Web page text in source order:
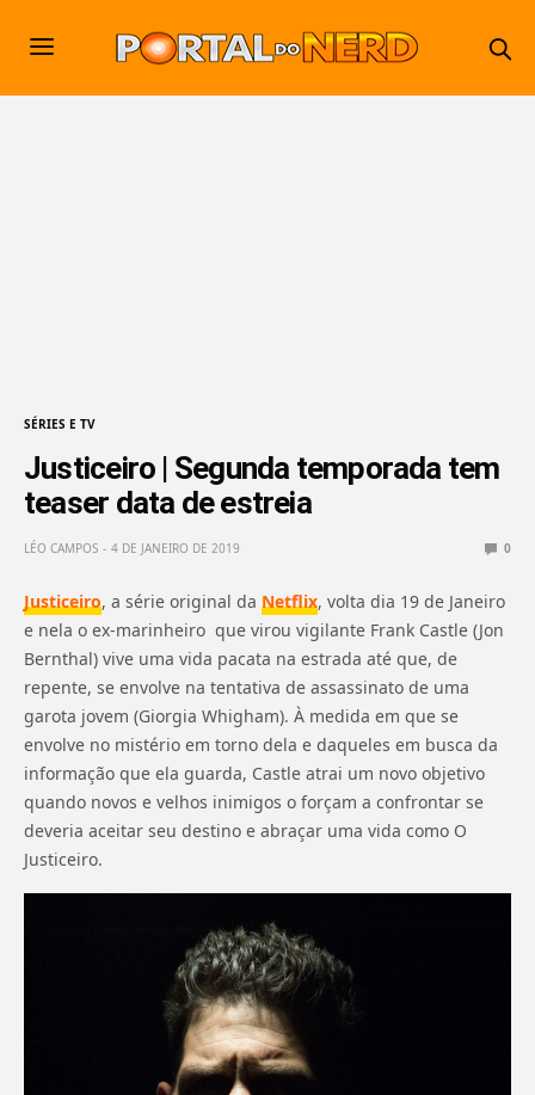
SÉRIES E TV
Justiceiro | Segunda temporada tem
teaser data de estreia
LÉO CAMPOS 4 DE JANEIRO DE 2019 0
Justiceiro, a série original da Netflix, volta dia 19 de Janeiro
e nela o ex-marinheiro que virou vigilante Frank Castle (Jon
Bernthal) vive uma vida pacata na estrada até que, de
repente, se envolve na tentativa de assassinato de uma
garota jovem (Giorgia Whigham). À medida em que se
envolve no mistério em torno dela e daqueles em busca da
informação que ela guarda, Castle atrai um novo objetivo
quando novos e velhos inimigos o forçam a confrontar se
deveria aceitar seu destino e abraçar uma vida como O
Justiceiro.